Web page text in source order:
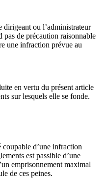
ou l’administrateur
pas de précaution raisonnable
une infraction prévue au
en vertu du présent article
sur lesquels elle se fonde.
d’une infraction
est passible d’une
emprisonnement maximal
de ces peines.